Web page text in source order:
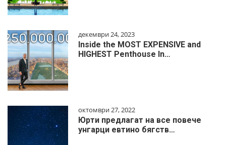
декември 24, 2023
Inside the MOST EXPENSIVE and
HIGHEST Penthouse In…
октомври 27, 2022
Юрти предлагат на все повече
унгарци евтино бягств…